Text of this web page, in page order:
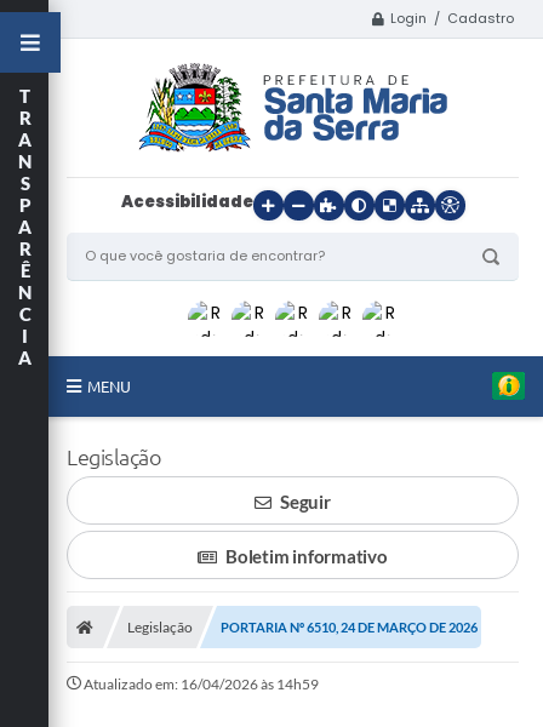
Login / Cadastro
Acessibilidade
MENU
O Município
Departamentos
Turismo
Cultura
Conselhos Municipais
T
R
A
N
S
P
A
R
Ê
N
C
I
A
Legislação
Seguir
Boletim informativo
Legislação PORTARIA Nº 6510, 24 DE MARÇO DE 2026
Atualizado em: 16/04/2026 às 14h59